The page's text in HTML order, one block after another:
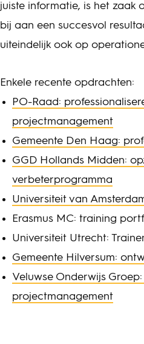
juiste informatie, is het zaak
bij aan een succesvol
uiteindelijk ook op
Enkele recente opdrachten:
PO-Raad:
projectmanagement
Gemeente Den Haag:
GGD Hollands Midden:
verbeterprogramma
Universiteit van
Erasmus MC: training
Universiteit Utrecht:
Gemeente Hilversum:
Veluwse Onderwijs
projectmanagement